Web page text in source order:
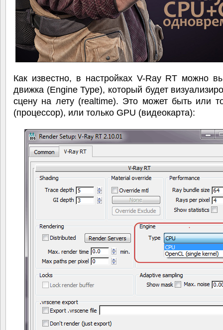
Как известно, в настройках V-Ray RT можно
движка (Engine Type), который будет
сцену на лету (realtime). Это может быть или
(процессор), или только GPU (видеокарта):